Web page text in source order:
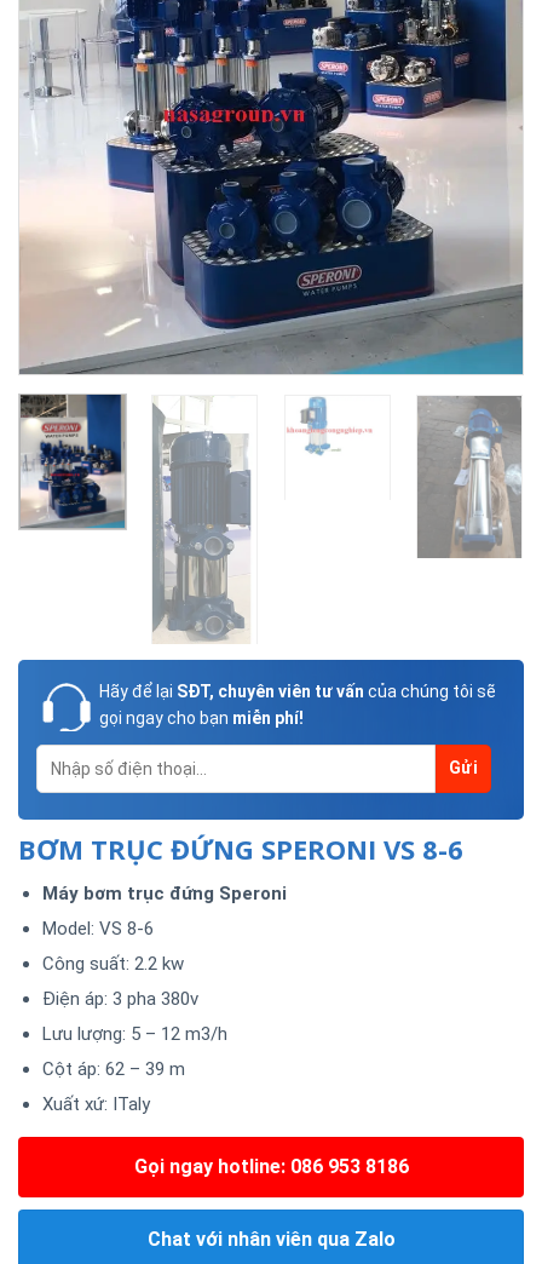
Hãy để lại SĐT, chuyên viên tư vấn của chúng tôi sẽ
gọi ngay cho bạn miễn phí!
BƠM TRỤC ĐỨNG SPERONI VS 8-6
Máy bơm trục đứng Speroni
Model: VS 8-6
Công suất: 2.2 kw
Điện áp: 3 pha 380v
Lưu lượng: 5 – 12 m3/h
Cột áp: 62 – 39 m
Xuất xứ: ITaly
Gọi ngay hotline: 086 953 8186
Chat với nhân viên qua Zalo